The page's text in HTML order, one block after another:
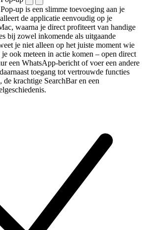
up is een slimme toevoeging aan je
de applicatie eenvoudig op je
waarna je direct profiteert van handige
bij zowel inkomende als uitgaande
je niet alleen op het juiste moment wie
ook meteen in actie komen – open direct
een WhatsApp-bericht of voer een andere
toegang tot vertrouwde functies
krachtige SearchBar en een